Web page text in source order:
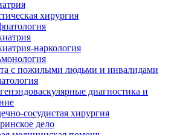
хирургия
наркология
с пожилыми людьми и инвалидами
диагностика и
сосудистая хирургия
дело